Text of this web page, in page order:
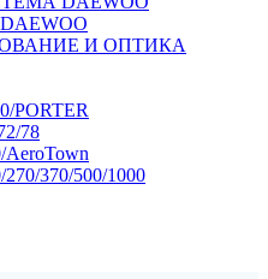
И ОПТИКА
78
370/500/1000